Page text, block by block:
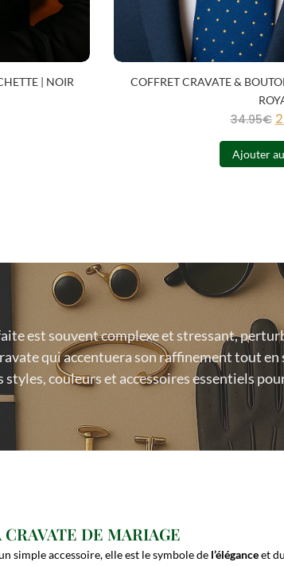
| NOIR
COFFRET CRAVATE &
34.95€
Ajouter
est souvent complexe et stressant,
qui accentuera son raffinement tout
couleurs et accessoires essentiels
DE MARIAGE
simple accessoire, elle est le symbole de l’éléganceet